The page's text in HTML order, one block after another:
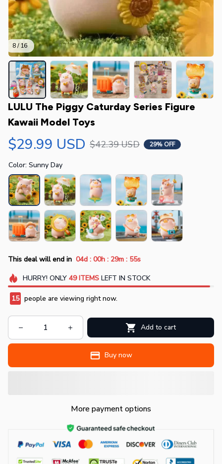
8 / 16
LULU The Piggy Caturday Series Figure
Kawaii Model Toys
$29.99 USD $42.39 USD 29% OFF
Color: Sunny Day
This deal will end in 04d : 00h : 29m : 54s
HURRY! ONLY 49 ITEMSLEFT IN STOCK
16 people are viewing right now.
Add to cart
Buy now
More payment options